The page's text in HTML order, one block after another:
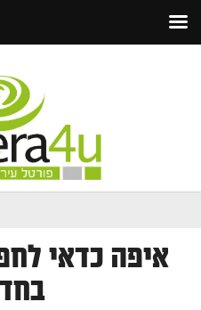
איפה כדאי